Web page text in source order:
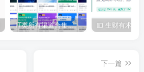
IT类所有渠道合集 持续日更，目前近四千多条资源 年费用户微信私信获取权限
下一篇